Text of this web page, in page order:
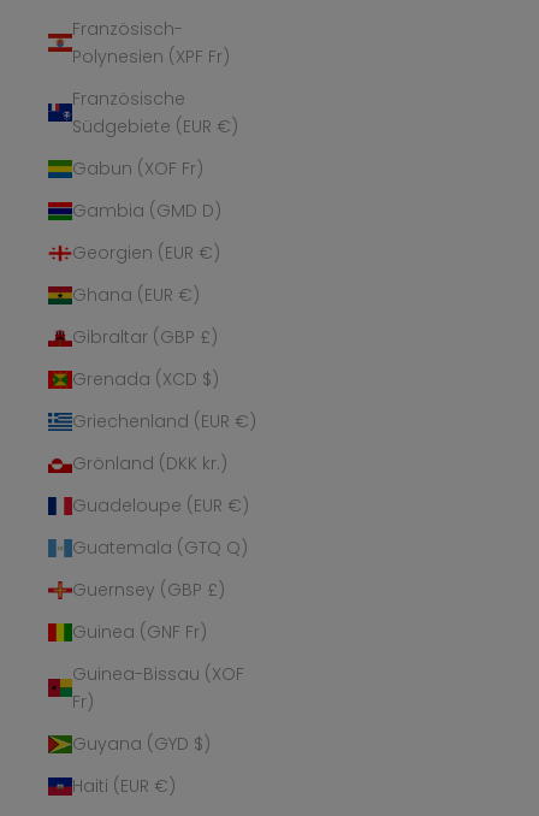
Französisch-
Polynesien (XPF Fr)
Französische
Südgebiete (EUR €)
Gabun (XOF Fr)
Gambia (GMD D)
Georgien (EUR €)
Ghana (EUR €)
Gibraltar (GBP £)
Grenada (XCD $)
Griechenland (EUR €)
Grönland (DKK kr.)
Guadeloupe (EUR €)
Guatemala (GTQ Q)
Guernsey (GBP £)
Guinea (GNF Fr)
Guinea-Bissau (XOF
Fr)
Guyana (GYD $)
Haiti (EUR €)